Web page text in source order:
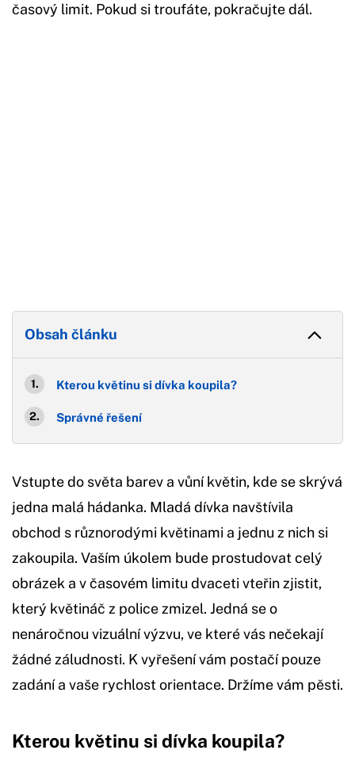
časový limit. Pokud si troufáte, pokračujte dál.
Obsah článku
Kterou květinu si dívka koupila?
Správné řešení
Vstupte do světa barev a vůní květin, kde se skrývá
jedna malá hádanka. Mladá dívka navštívila
obchod s různorodými květinami a jednu z nich si
zakoupila. Vaším úkolem bude prostudovat celý
obrázek a v časovém limitu dvaceti vteřin zjistit,
který květináč z police zmizel. Jedná se o
nenáročnou vizuální výzvu, ve které vás nečekají
žádné záludnosti. K vyřešení vám postačí pouze
zadání a vaše rychlost orientace. Držíme vám pěsti.
Kterou květinu si dívka koupila?